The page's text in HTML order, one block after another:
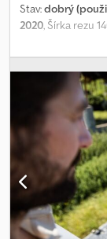
Stav:dobrý
2020 , Šírka rezu
0,4 m³ Hmotnosť
N003016 pre 4-